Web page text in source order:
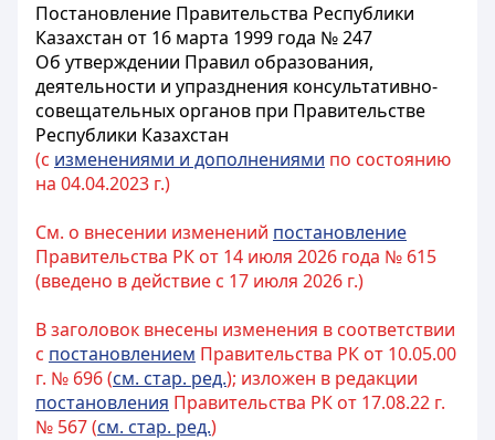
Постановление Правительства Республики
Казахстан от 16 марта 1999 года № 247
Об утверждении Правил образования,
деятельности и упразднения консультативно-
совещательных органов при Правительстве
Республики Казахстан
(с изменениями и дополнениями по состоянию
на 04.04.2023 г.)
См. о внесении изменений постановление
Правительства РК от 14 июля 2026 года № 615
(введено в действие с 17 июля 2026 г.)
В заголовок внесены изменения в соответствии
с постановлением Правительства РК от 10.05.00
г. № 696 (см. стар. ред.); изложен в редакции
постановления Правительства РК от 17.08.22 г.
№ 567 (см. стар. ред.)